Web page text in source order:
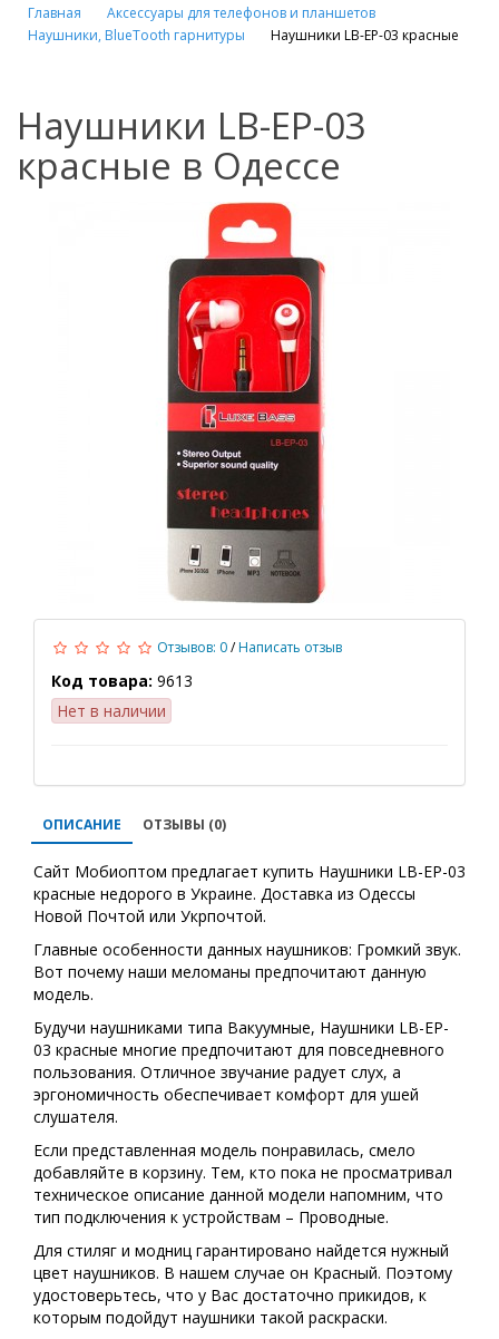
Главная
Аксессуары для телефонов и планшетов
Наушники, BlueTooth гарнитуры
Наушники LB-EP-03 красные
Наушники LB-EP-03
красные в Одессе
Отзывов: 0/Написать отзыв
Код товара: 9613
Нет в наличии
ОПИСАНИЕ ОТЗЫВЫ (0)
Сайт Мобиоптом предлагает купить Наушники LB-EP-03
красные недорого в Украине. Доставка из Одессы
Новой Почтой или Укрпочтой.
Главные особенности данных наушников: Громкий звук.
Вот почему наши меломаны предпочитают данную
модель.
Будучи наушниками типа Вакуумные, Наушники LB-EP-
03 красные многие предпочитают для повседневного
пользования. Отличное звучание радует слух, а
эргономичность обеспечивает комфорт для ушей
слушателя.
Если представленная модель понравилась, смело
добавляйте в корзину. Тем, кто пока не просматривал
техническое описание данной модели напомним, что
тип подключения к устройствам – Проводные.
Для стиляг и модниц гарантировано найдется нужный
цвет наушников. В нашем случае он Красный. Поэтому
удостоверьтесь, что у Вас достаточно прикидов, к
которым подойдут наушники такой раскраски.